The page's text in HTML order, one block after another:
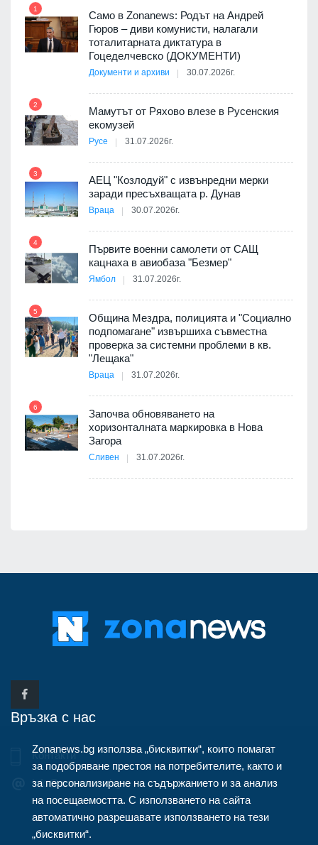
1
Само в Zonanews: Родът на Андрей
Гюров – диви комунисти, налагали
тоталитарната диктатура в
Гоцеделчевско (ДОКУМЕНТИ)
Документи и архиви 30.07.2026г.
2
Мамутът от Ряхово влезе в Русенския
екомузей
Русе 31.07.2026г.
3
АЕЦ "Козлодуй" с извънредни мерки
заради пресъхващата р. Дунав
Враца 30.07.2026г.
4
Първите военни самолети от САЩ
кацнаха в авиобаза "Безмер"
Ямбол 31.07.2026г.
5
Община Мездра, полицията и "Социално
подпомагане" извършиха съвместна
проверка за системни проблеми в кв.
"Лещака"
Враца 31.07.2026г.
6
Започва обновяването на
хоризонталната маркировка в Нова
Загора
Сливен 31.07.2026г.
Връзка с нас
Контакти
info@zonanews.bg
Zonanews.bg използва „бисквитки“, които помагат
за подобряване престоя на потребителите, както и
за персонализиране на съдържанието и за анализ
на посещаемостта. С използването на сайта
автоматично разрешавате използването на тези
„бисквитки“.